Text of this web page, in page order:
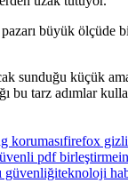
büyük ölçüde
sunduğu küçük
bu tarz adımlar
korumasıfirefox
pdf birleştirme
güvenliğiteknoloji